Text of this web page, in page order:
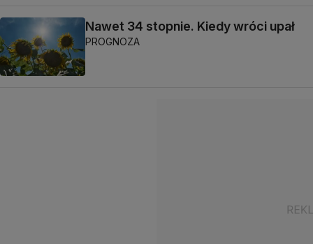
Nawet 34 stopnie. Kiedy wróci upał
PROGNOZA